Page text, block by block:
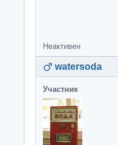
Неактивен
watersoda
Участник